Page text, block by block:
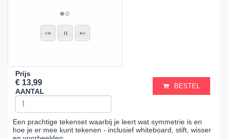
Prijs
€ 13,99
AANTAL
BESTEL
Een prachtige tekenset waarbij je leert wat symmetrie is en
hoe je er mee kunt tekenen - inclusief whiteboard, stift, wisser